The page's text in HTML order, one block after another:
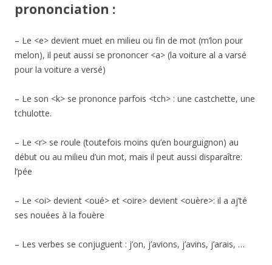
prononciation :
– Le <e> devient muet en milieu ou fin de mot (m’lon pour
melon), il peut aussi se prononcer <a> (la voiture al a varsé
pour la voiture a versé)
– Le son <k> se prononce parfois <tch> : une castchette, une
tchulotte.
– Le <r> se roule (toutefois moins qu’en bourguignon) au
début ou au milieu d’un mot, mais il peut aussi disparaître:
l’pée
– Le <oi> devient <oué> et <oire> devient <ouère>: il a aj’té
ses nouées à la fouère
– Les verbes se conjuguent : j’on, j’avions, j’avins, j’arais, …